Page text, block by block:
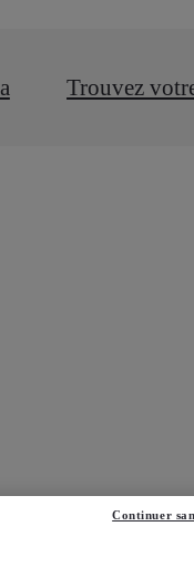
Trouvez
Continuer